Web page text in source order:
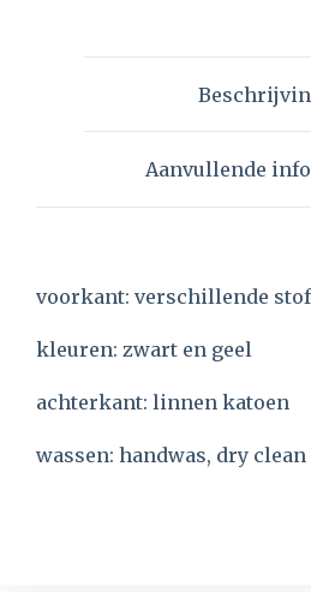
Aanvullende
voorkant: verschillende
kleuren: zwart en geel
achterkant: linnen katoen
wassen: handwas, dry clean